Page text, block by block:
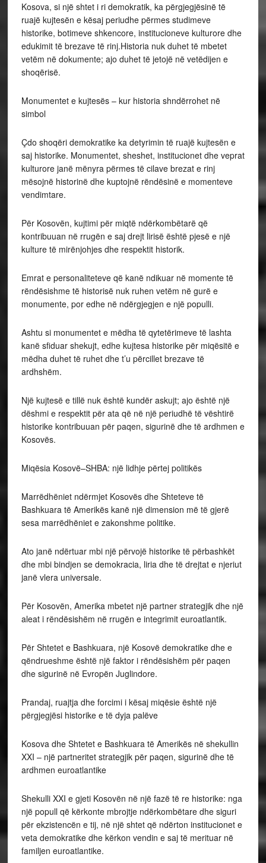
Kosova, si një shtet i ri demokratik, ka përgjegjësinë të
ruajë kujtesën e kësaj periudhe përmes studimeve
historike, botimeve shkencore, institucioneve kulturore dhe
edukimit të brezave të rinj.Historia nuk duhet të mbetet
vetëm në dokumente; ajo duhet të jetojë në vetëdijen e
shoqërisë.
Monumentet e kujtesës – kur historia shndërrohet në
simbol
Çdo shoqëri demokratike ka detyrimin të ruajë kujtesën e
saj historike. Monumentet, sheshet, institucionet dhe veprat
kulturore janë mënyra përmes të cilave brezat e rinj
mësojnë historinë dhe kuptojnë rëndësinë e momenteve
vendimtare.
Për Kosovën, kujtimi për miqtë ndërkombëtarë që
kontribuuan në rrugën e saj drejt lirisë është pjesë e një
kulture të mirënjohjes dhe respektit historik.
Emrat e personaliteteve që kanë ndikuar në momente të
rëndësishme të historisë nuk ruhen vetëm në gurë e
monumente, por edhe në ndërgjegjen e një populli.
Ashtu si monumentet e mëdha të qytetërimeve të lashta
kanë sfiduar shekujt, edhe kujtesa historike për miqësitë e
mëdha duhet të ruhet dhe t’u përcillet brezave të
ardhshëm.
Një kujtesë e tillë nuk është kundër askujt; ajo është një
dëshmi e respektit për ata që në një periudhë të vështirë
historike kontribuuan për paqen, sigurinë dhe të ardhmen e
Kosovës.
Miqësia Kosovë–SHBA: një lidhje përtej politikës
Marrëdhëniet ndërmjet Kosovës dhe Shteteve të
Bashkuara të Amerikës kanë një dimension më të gjerë
sesa marrëdhëniet e zakonshme politike.
Ato janë ndërtuar mbi një përvojë historike të përbashkët
dhe mbi bindjen se demokracia, liria dhe të drejtat e njeriut
janë vlera universale.
Për Kosovën, Amerika mbetet një partner strategjik dhe një
aleat i rëndësishëm në rrugën e integrimit euroatlantik.
Për Shtetet e Bashkuara, një Kosovë demokratike dhe e
qëndrueshme është një faktor i rëndësishëm për paqen
dhe sigurinë në Evropën Juglindore.
Prandaj, ruajtja dhe forcimi i kësaj miqësie është një
përgjegjësi historike e të dyja palëve
Kosova dhe Shtetet e Bashkuara të Amerikës në shekullin
XXI – një partneritet strategjik për paqen, sigurinë dhe të
ardhmen euroatlantike
Shekulli XXI e gjeti Kosovën në një fazë të re historike: nga
një popull që kërkonte mbrojtje ndërkombëtare dhe siguri
për ekzistencën e tij, në një shtet që ndërton institucionet e
veta demokratike dhe kërkon vendin e saj të merituar në
familjen euroatlantike.